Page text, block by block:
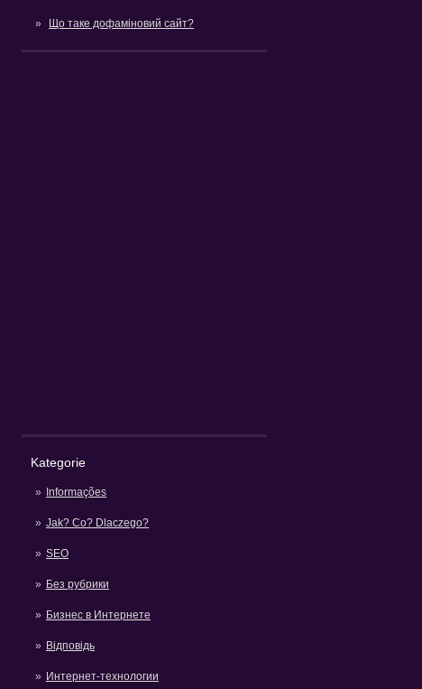
Що таке дофаміновий сайт?
Kategorie
Informações
Jak? Co? Dlaczego?
SEO
Без рубрики
Бизнес в Интернете
Відповідь
Интернет-технологии